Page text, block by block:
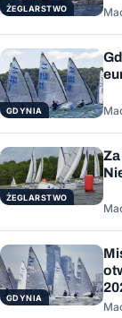
ŻEGLARSTWO
GDYNIA
ŻEGLARSTWO
GDYNIA